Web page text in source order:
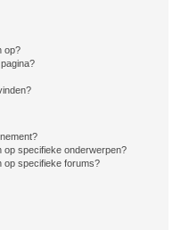
op?
op specifieke onderwerpen?
op specifieke forums?